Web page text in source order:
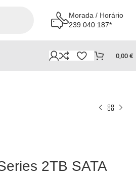
Morada / Horário
239 040 187*
0,00€
2TB SATA